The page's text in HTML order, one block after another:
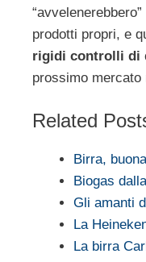
prodotti propri, e
rigidi controlli di
prossimo mercato
Related
Birra,
Biogas
Gli amanti
La
La birra